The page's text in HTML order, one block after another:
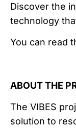
Discover the
technology
You can read
ABOUT THE
The VIBES
solution to